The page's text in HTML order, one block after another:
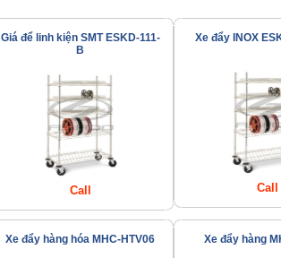
Giá để linh kiện SMT ESKD-111-
B
Call
Xe đẩy INOX
Call
Xe đẩy hàng hóa MHC-HTV06 Xe đẩy hàng